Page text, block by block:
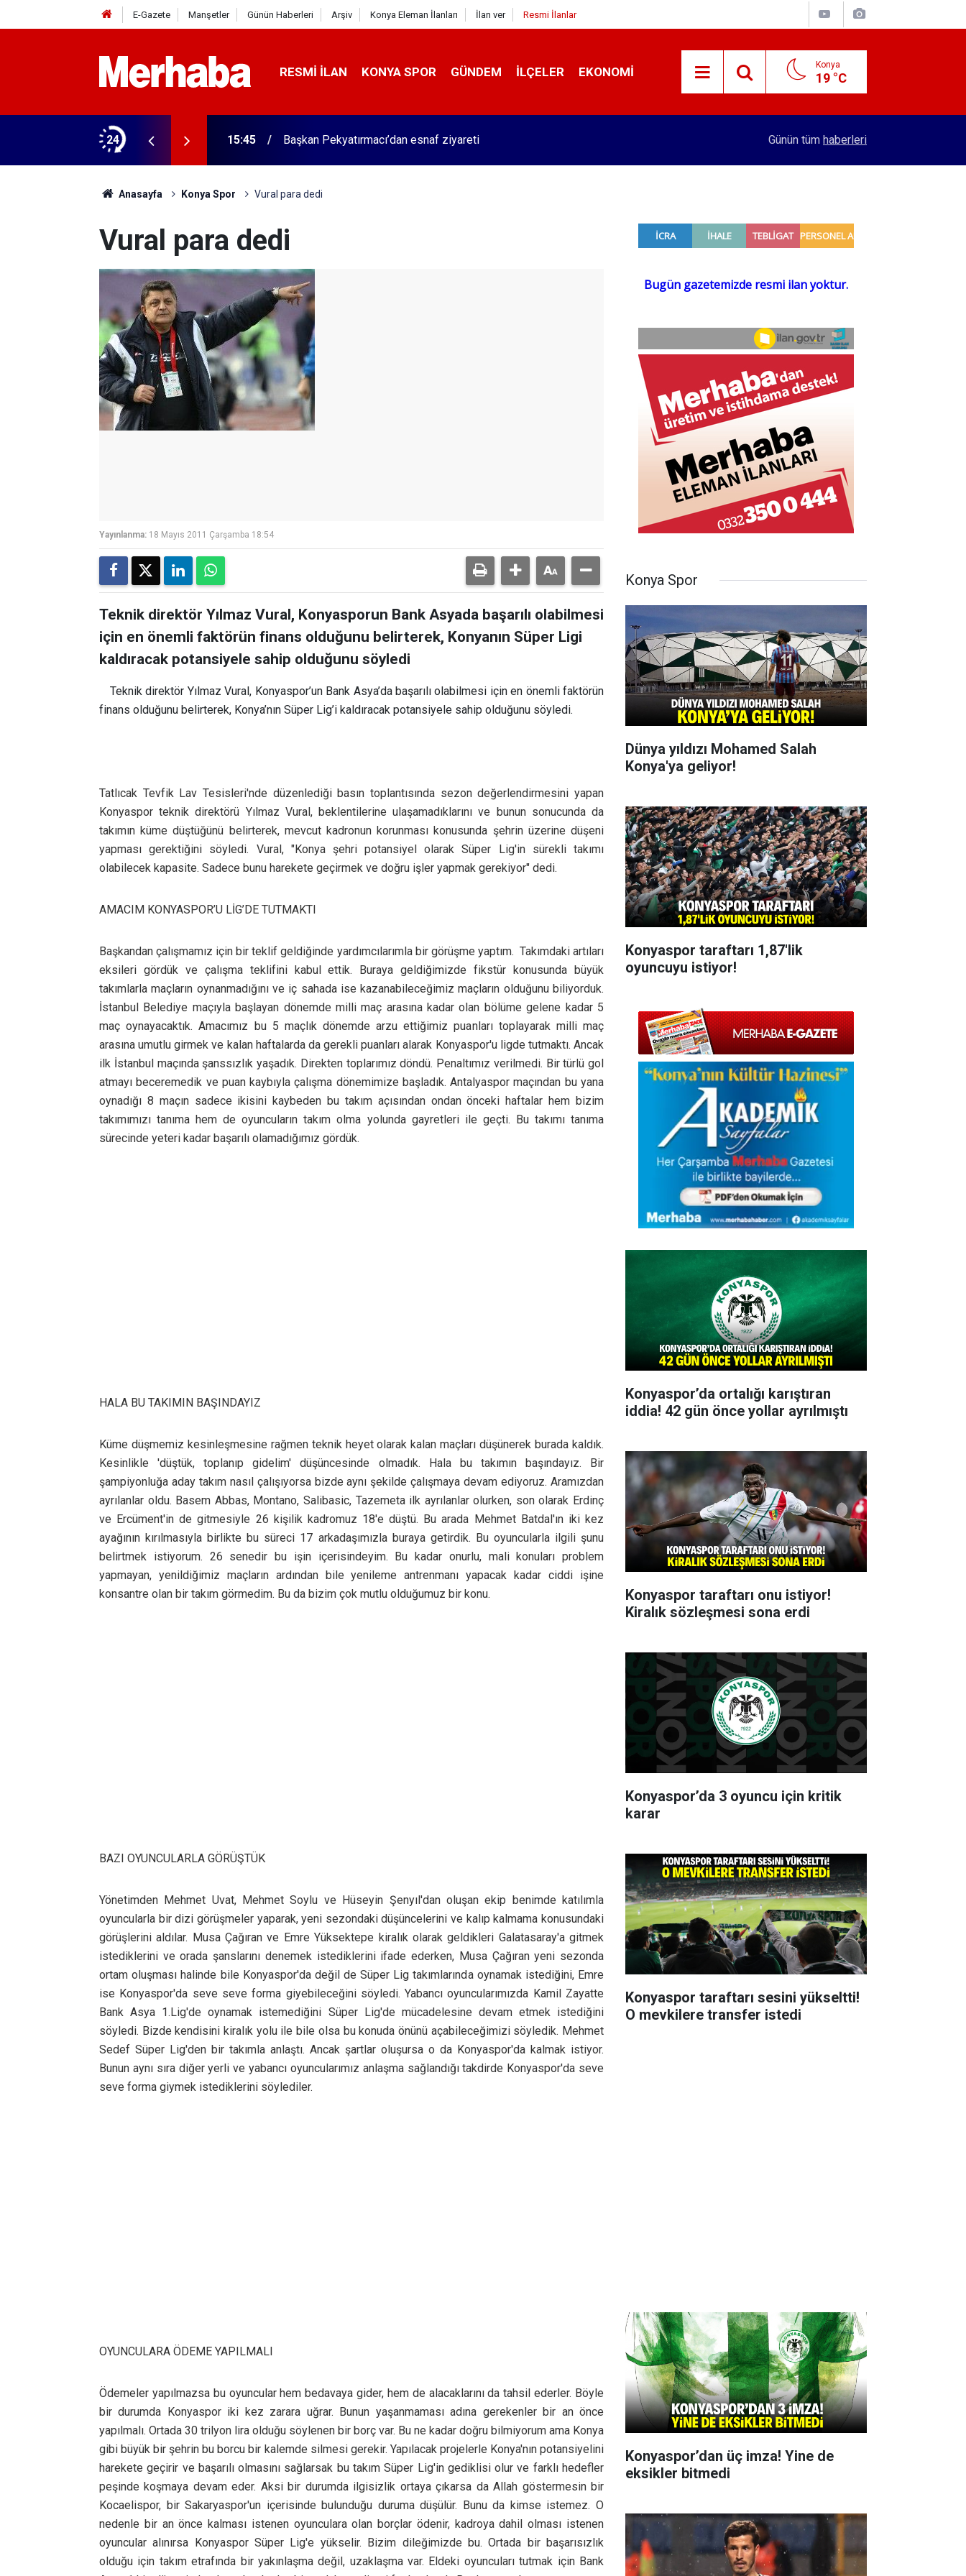
E-Gazete Manşetler Günün Haberleri Arşiv Konya Eleman İlanları İlan ver Resmi İlanlar
RESMI İLAN KONYA SPOR GÜNDEM İLÇELER EKONOMI Konya
19 °C
24
Kampüsü'ne ziyaret 15:45 Başkan Pekyatırmacı’dan esnaf ziyareti Konyalı patron 70 bin TL maaşla personel
Günün tüm haberleri
Anasayfa Konya Spor Vural para dedi
Vural para dedi
Yayınlanma: 18 Mayıs 2011 Çarşamba 18:54
Teknik direktör Yılmaz Vural, Konyasporun Bank Asyada başarılı olabilmesi
için en önemli faktörün finans olduğunu belirterek, Konyanın Süper Ligi
kaldıracak potansiyele sahip olduğunu söyledi
Teknik direktör Yılmaz Vural, Konyaspor’un Bank Asya’da başarılı olabilmesi için en önemli faktörün
finans olduğunu belirterek, Konya’nın Süper Lig’i kaldıracak potansiyele sahip olduğunu söyledi.
Tatlıcak Tevfik Lav Tesisleri'nde düzenlediği basın toplantısında sezon değerlendirmesini yapan
Konyaspor teknik direktörü Yılmaz Vural, beklentilerine ulaşamadıklarını ve bunun sonucunda da
takımın küme düştüğünü belirterek, mevcut kadronun korunması konusunda şehrin üzerine düşeni
yapması gerektiğini söyledi. Vural, "Konya şehri potansiyel olarak Süper Lig'in sürekli takımı
olabilecek kapasite. Sadece bunu harekete geçirmek ve doğru işler yapmak gerekiyor" dedi.
AMACIM KONYASPOR’U LİG’DE TUTMAKTI
Başkandan çalışmamız için bir teklif geldiğinde yardımcılarımla bir görüşme yaptım. Takımdaki artıları
eksileri gördük ve çalışma teklifini kabul ettik. Buraya geldiğimizde fikstür konusunda büyük
takımlarla maçların oynanmadığını ve iç sahada ise kazanabileceğimiz maçların olduğunu biliyorduk.
İstanbul Belediye maçıyla başlayan dönemde milli maç arasına kadar olan bölüme gelene kadar 5
maç oynayacaktık. Amacımız bu 5 maçlık dönemde arzu ettiğimiz puanları toplayarak milli maç
arasına umutlu girmek ve kalan haftalarda da gerekli puanları alarak Konyaspor'u ligde tutmaktı. Ancak
ilk İstanbul maçında şanssızlık yaşadık. Direkten toplarımız döndü. Penaltımız verilmedi. Bir türlü gol
atmayı beceremedik ve puan kaybıyla çalışma dönemimize başladık. Antalyaspor maçından bu yana
oynadığı 8 maçın sadece ikisini kaybeden bu takım açısından ondan önceki haftalar hem bizim
takımımızı tanıma hem de oyuncuların takım olma yolunda gayretleri ile geçti. Bu takımı tanıma
sürecinde yeteri kadar başarılı olamadığımız gördük.
HALA BU TAKIMIN BAŞINDAYIZ
Küme düşmemiz kesinleşmesine rağmen teknik heyet olarak kalan maçları düşünerek burada kaldık.
Kesinlikle 'düştük, toplanıp gidelim' düşüncesinde olmadık. Hala bu takımın başındayız. Bir
şampiyonluğa aday takım nasıl çalışıyorsa bizde aynı şekilde çalışmaya devam ediyoruz. Aramızdan
ayrılanlar oldu. Basem Abbas, Montano, Salibasic, Tazemeta ilk ayrılanlar olurken, son olarak Erdinç
ve Ercüment'in de gitmesiyle 26 kişilik kadromuz 18'e düştü. Bu arada Mehmet Batdal'ın iki kez
ayağının kırılmasıyla birlikte bu süreci 17 arkadaşımızla buraya getirdik. Bu oyuncularla ilgili şunu
belirtmek istiyorum. 26 senedir bu işin içerisindeyim. Bu kadar onurlu, mali konuları problem
yapmayan, yenildiğimiz maçların ardından bile yenileme antrenmanı yapacak kadar ciddi işine
konsantre olan bir takım görmedim. Bu da bizim çok mutlu olduğumuz bir konu.
BAZI OYUNCULARLA GÖRÜŞTÜK
Yönetimden Mehmet Uvat, Mehmet Soylu ve Hüseyin Şenyıl'dan oluşan ekip benimde katılımla
oyuncularla bir dizi görüşmeler yaparak, yeni sezondaki düşüncelerini ve kalıp kalmama konusundaki
görüşlerini aldılar. Musa Çağıran ve Emre Yüksektepe kiralık olarak geldikleri Galatasaray'a gitmek
istediklerini ve orada şanslarını denemek istediklerini ifade ederken, Musa Çağıran yeni sezonda
ortam oluşması halinde bile Konyaspor'da değil de Süper Lig takımlarında oynamak istediğini, Emre
ise Konyaspor'da seve seve forma giyebileceğini söyledi. Yabancı oyuncularımızda Kamil Zayatte
Bank Asya 1.Lig'de oynamak istemediğini Süper Lig'de mücadelesine devam etmek istediğini
söyledi. Bizde kendisini kiralık yolu ile bile olsa bu konuda önünü açabileceğimizi söyledik. Mehmet
Sedef Süper Lig'den bir takımla anlaştı. Ancak şartlar oluşursa o da Konyaspor'da kalmak istiyor.
Bunun aynı sıra diğer yerli ve yabancı oyuncularımız anlaşma sağlandığı takdirde Konyaspor'da seve
seve forma giymek istediklerini söylediler.
OYUNCULARA ÖDEME YAPILMALI
Ödemeler yapılmazsa bu oyuncular hem bedavaya gider, hem de alacaklarını da tahsil ederler. Böyle
bir durumda Konyaspor iki kez zarara uğrar. Bunun yaşanmaması adına gerekenler bir an önce
yapılmalı. Ortada 30 trilyon lira olduğu söylenen bir borç var. Bu ne kadar doğru bilmiyorum ama Konya
gibi büyük bir şehrin bu borcu bir kalemde silmesi gerekir. Yapılacak projelerle Konya'nın potansiyelini
harekete geçirir ve başarılı olmasını sağlarsak bu takım Süper Lig'in gediklisi olur ve farklı hedefler
peşinde koşmaya devam eder. Aksi bir durumda ilgisizlik ortaya çıkarsa da Allah göstermesin bir
Kocaelispor, bir Sakaryaspor'un içerisinde bulunduğu duruma düşülür. Bunu da kimse istemez. O
nedenle bir an önce kalması istenen oyunculara olan borçlar ödenir, kadroya dahil olması istenen
oyuncular alınırsa Konyaspor Süper Lig'e yükselir. Bizim dileğimizde bu.Ortada bir başarısızlık
olduğu için takım etrafında bir yakınlaşma değil, uzaklaşma var. Eldeki oyuncuları tutmak için Bank
Konya Spor
Dünya yıldızı Mohamed Salah
Konya'ya geliyor!
Konyaspor taraftarı 1,87'lik
oyuncuyu istiyor!
Konyaspor’da ortalığı karıştıran
iddia! 42 gün önce yollar ayrılmıştı
Konyaspor taraftarı onu istiyor!
Kiralık sözleşmesi sona erdi
Konyaspor’da 3 oyuncu için kritik
karar
Konyaspor taraftarı sesini yükseltti!
O mevkilere transfer istedi
Konyaspor’dan üç imza! Yine de
eksikler bitmedi